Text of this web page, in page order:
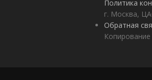
Политика
г. Москва,
Обратная